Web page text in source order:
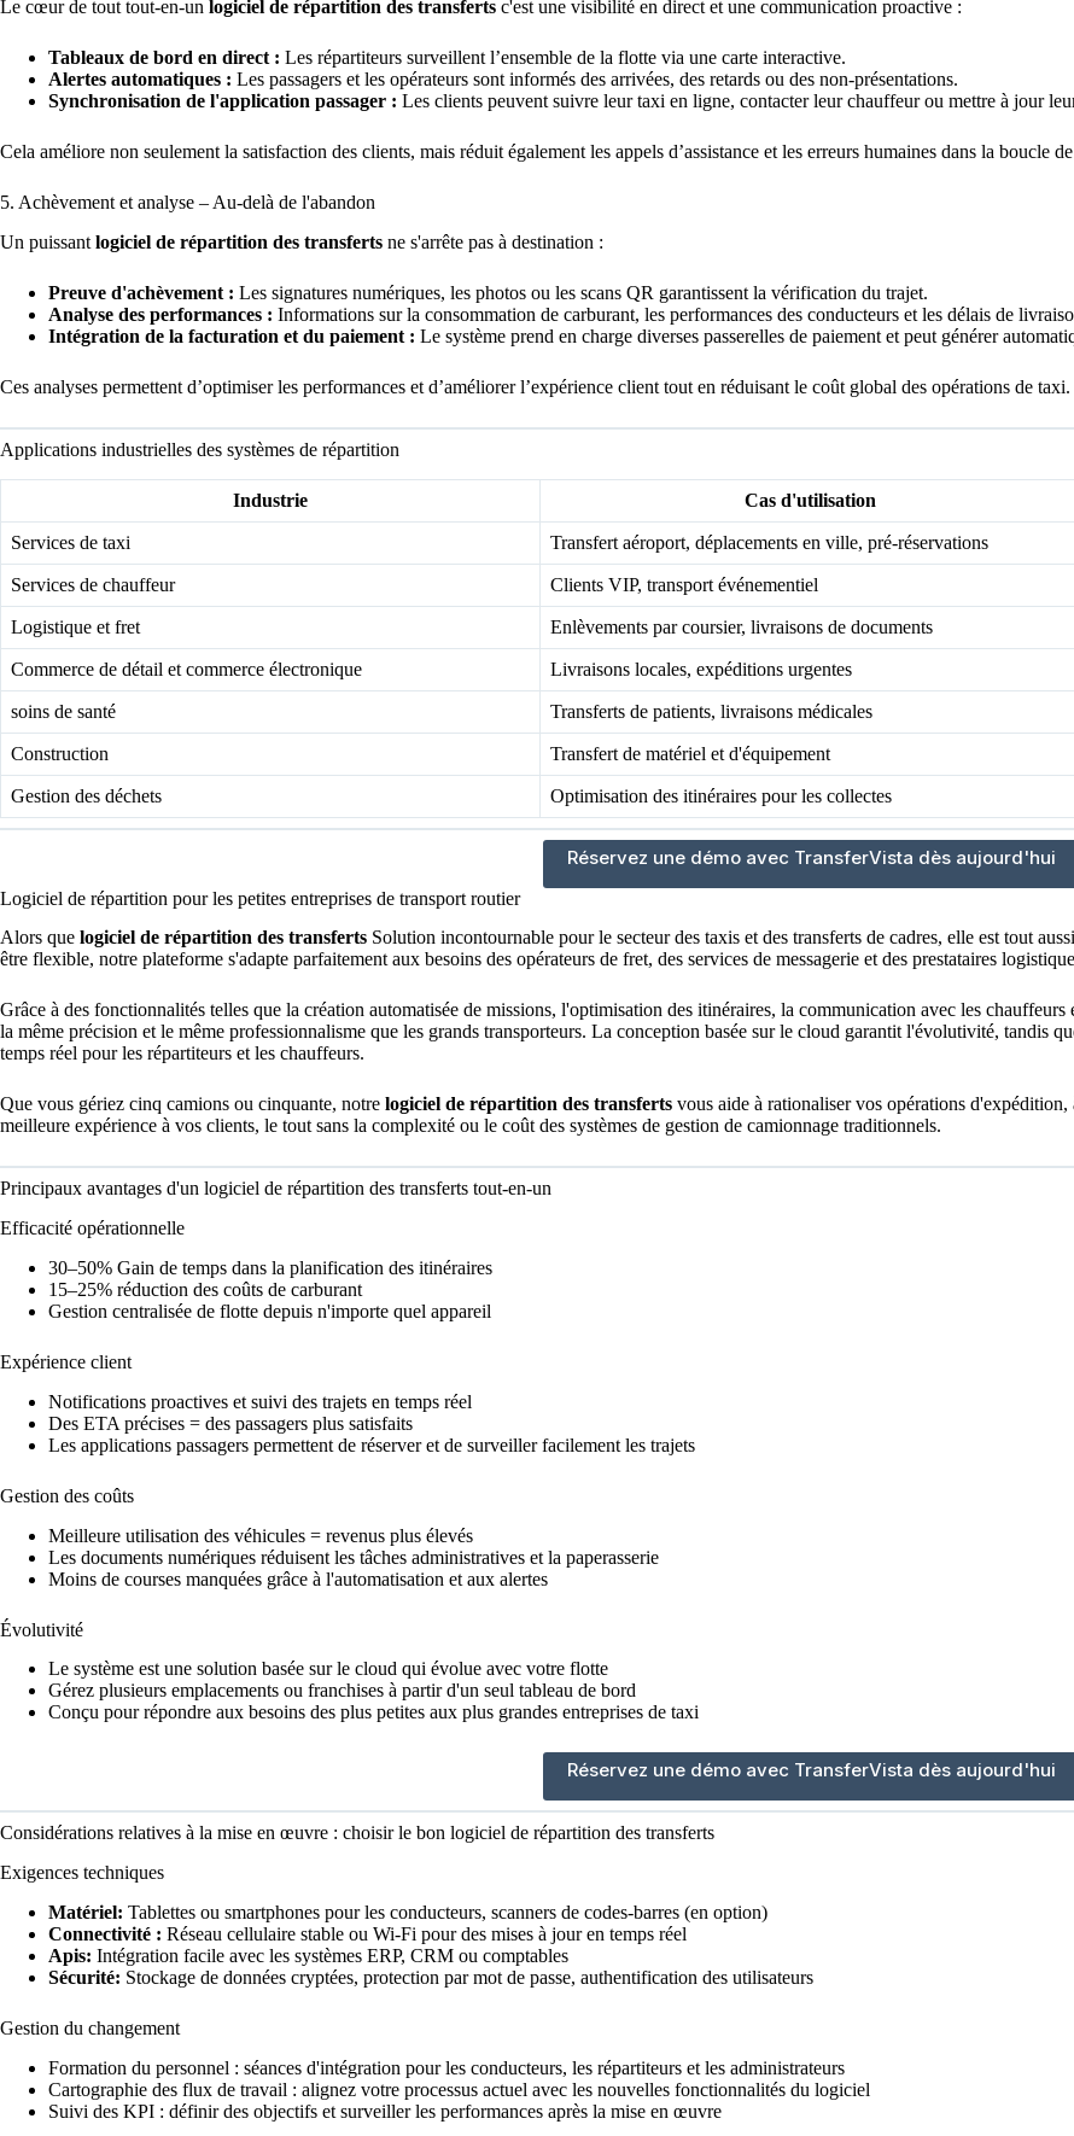
Le cœur de tout tout-en-un logiciel de répartition des transferts c'est une visibilité en direct et une communication proactive :
Tableaux de bord en direct : Les répartiteurs surveillent l’ensemble de la flotte via une carte interactive.
Alertes automatiques : Les passagers et les opérateurs sont informés des arrivées, des retards ou des non-présentations.
Synchronisation de l'application passager : Les clients peuvent suivre leur taxi en ligne, contacter leur chauffeur ou mettre à jour
Cela améliore non seulement la satisfaction des clients, mais réduit également les appels d’assistance et les erreurs humaines dans la boucle
5. Achèvement et analyse – Au-delà de l'abandon
Un puissant logiciel de répartition des transferts ne s'arrête pas à destination :
Preuve d'achèvement : Les signatures numériques, les photos ou les scans QR garantissent la vérification du trajet.
Analyse des performances : Informations sur la consommation de carburant, les performances des conducteurs et les délais de
Intégration de la facturation et du paiement : Le système prend en charge diverses passerelles de paiement et peut générer
Ces analyses permettent d’optimiser les performances et d’améliorer l’expérience client tout en réduisant le coût global des opérations de taxi.
Applications industrielles des systèmes de répartition
Industrie Cas d'utilisation
Services de taxi Transfert aéroport, déplacements en ville, pré-réservations
Services de chauffeur Clients VIP, transport événementiel
Logistique et fret Enlèvements par coursier, livraisons de documents
Commerce de détail et commerce électronique Livraisons locales, expéditions urgentes
soins de santé Transferts de patients, livraisons médicales
Construction Transfert de matériel et d'équipement
Gestion des déchets Optimisation des itinéraires pour les collectes
Réservez une démo avec TransferVista dès aujourd'hui
Logiciel de répartition pour les petites entreprises de transport routier
Alors que logiciel de répartition des transferts Solution incontournable pour le secteur des taxis et des transferts de cadres, elle est tout
être flexible, notre plateforme s'adapte parfaitement aux besoins des opérateurs de fret, des services de messagerie et des prestataires
Grâce à des fonctionnalités telles que la création automatisée de missions, l'optimisation des itinéraires, la communication avec les
la même précision et le même professionnalisme que les grands transporteurs. La conception basée sur le cloud garantit l'évolutivité, tandis
temps réel pour les répartiteurs et les chauffeurs.
Que vous gériez cinq camions ou cinquante, notre logiciel de répartition des transferts vous aide à rationaliser vos opérations
meilleure expérience à vos clients, le tout sans la complexité ou le coût des systèmes de gestion de camionnage traditionnels.
Principaux avantages d'un logiciel de répartition des transferts tout-en-un
Efficacité opérationnelle
30–50% Gain de temps dans la planification des itinéraires
15–25% réduction des coûts de carburant
Gestion centralisée de flotte depuis n'importe quel appareil
Expérience client
Notifications proactives et suivi des trajets en temps réel
Des ETA précises = des passagers plus satisfaits
Les applications passagers permettent de réserver et de surveiller facilement les trajets
Gestion des coûts
Meilleure utilisation des véhicules = revenus plus élevés
Les documents numériques réduisent les tâches administratives et la paperasserie
Moins de courses manquées grâce à l'automatisation et aux alertes
Évolutivité
Le système est une solution basée sur le cloud qui évolue avec votre flotte
Gérez plusieurs emplacements ou franchises à partir d'un seul tableau de bord
Conçu pour répondre aux besoins des plus petites aux plus grandes entreprises de taxi
Réservez une démo avec TransferVista dès aujourd'hui
Considérations relatives à la mise en œuvre : choisir le bon logiciel de répartition des transferts
Exigences techniques
Matériel: Tablettes ou smartphones pour les conducteurs, scanners de codes-barres (en option)
Connectivité : Réseau cellulaire stable ou Wi-Fi pour des mises à jour en temps réel
Apis: Intégration facile avec les systèmes ERP, CRM ou comptables
Sécurité: Stockage de données cryptées, protection par mot de passe, authentification des utilisateurs
Gestion du changement
Formation du personnel : séances d'intégration pour les conducteurs, les répartiteurs et les administrateurs
Cartographie des flux de travail : alignez votre processus actuel avec les nouvelles fonctionnalités du logiciel
Suivi des KPI : définir des objectifs et surveiller les performances après la mise en œuvre